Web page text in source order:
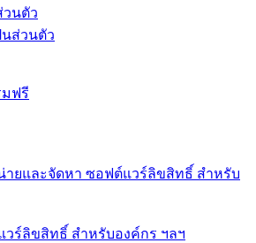
วนตัว
นส่วนตัว
ร์ลิขสิทธิ์ สำหรับองค์กร ฯลฯ